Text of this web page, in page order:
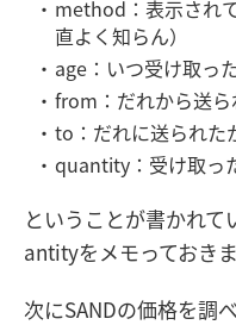
method：表示され
直よく知らん）
age：いつ受け取っ
from：だれから送
to：だれに送られた
quantity：受け取っ
ということが書かれ
antityをメモっておきま
次にSANDの価格を調